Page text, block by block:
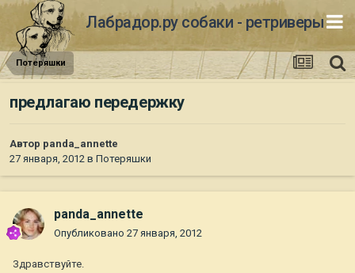
Лабрадор.ру собаки - ретриверы
Потеряшки
предлагаю передержку
Автор panda_annette
27 января, 2012 в Потеряшки
panda_annette
Опубликовано 27 января, 2012
Здравствуйте.